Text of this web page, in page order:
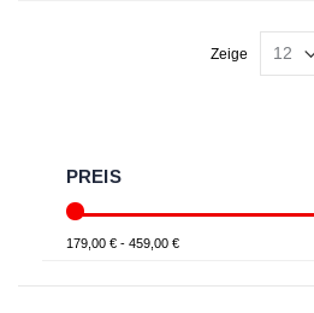
Zeige
PREIS
179,00 € - 459,00 €